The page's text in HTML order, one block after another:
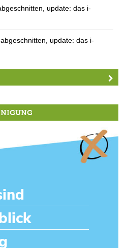
update: das i-
update: das i-